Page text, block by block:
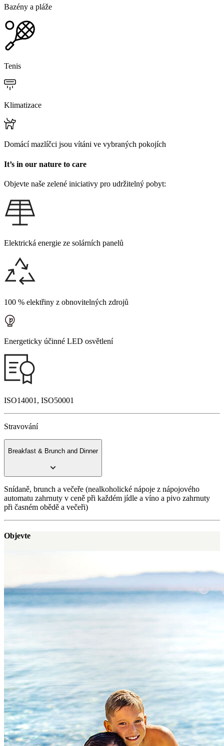
Bazény a pláže
Tenis
Klimatizace
Domácí mazlíčci jsou vítáni ve vybraných pokojích
It’s in our nature to care
Objevte naše zelené iniciativy pro udržitelný pobyt:
Elektrická energie ze solárních panelů
100 % elektřiny z obnovitelných zdrojů
Energeticky účinné LED osvětlení
ISO14001, ISO50001
Stravování
Breakfast & Brunch and Dinner
Snídaně, brunch a večeře (nealkoholické nápoje z nápojového
automatu zahrnuty v ceně při každém jídle a víno a pivo zahrnuty
při časném obědě a večeři)
Objevte